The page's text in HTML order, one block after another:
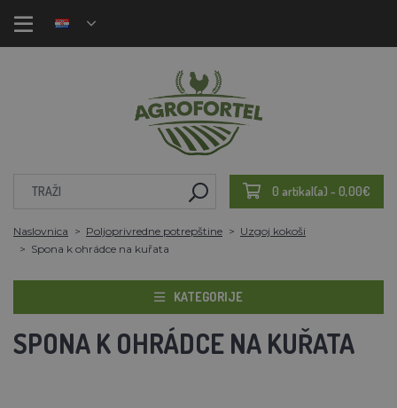
0 artikal(a) - 0,00€
Naslovnica Poljoprivredne potrepštine
Uzgoj kokoši
Spona k ohrádce na kuřata
KATEGORIJE
SPONA K OHRÁDCE NA KUŘATA